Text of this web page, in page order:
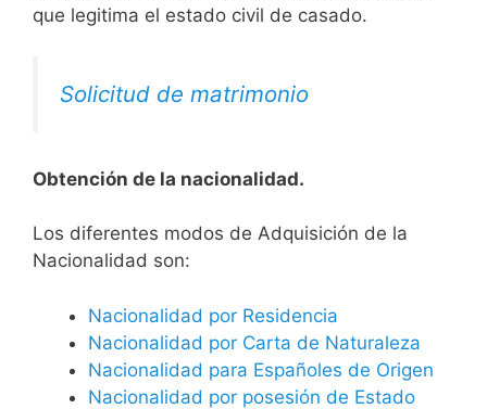
que legitima el estado civil de casado.
Solicitud de matrimonio
Obtención de la nacionalidad.
​​​Los diferentes modos de Adquisición de la
Nacionalidad son:
Nacionalidad por Residencia
Nacionalidad por Carta de Naturaleza
Nacionalidad para Españoles de Origen
Nacionalidad por posesión de Estado